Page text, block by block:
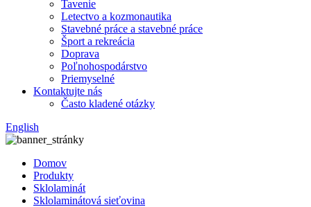
Tavenie
Letectvo a kozmonautika
Stavebné práce a stavebné práce
Šport a rekreácia
Doprava
Poľnohospodárstvo
Priemyselné
Kontaktujte nás
Často kladené otázky
English
Domov
Produkty
Sklolaminát
Sklolaminátová sieťovina